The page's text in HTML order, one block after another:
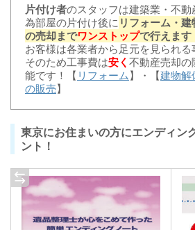
片付け者のスタッフは建築業・不
為部屋の片付け後に リフォーム・
の売却までワンストップで行えます
お客様は各業者から足元を見られる
そのため工事費は安く 不動産売却の
能です！【 リフォーム】・【建物解
の販売】
東京にお住まいの方にエンディン
ント！